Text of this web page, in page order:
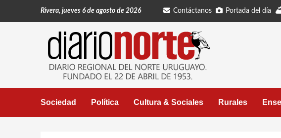
Rivera, jueves 6 de agosto de 2026 Contáctanos Portada del día
Sociedad Política Cultura & Sociales Rurales